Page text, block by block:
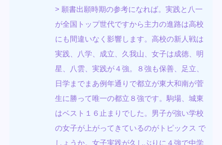
> 願書出願時期の参考になれば。実践と八一
が全国トップ世代ですから主力の進路は高校
にも間違いなく影響します。高校の新人戦は
実践、八学、成立、久我山、女子は成徳、明
星、八雲、実践が４強。８強も保善、足立、
日学までまあ例年通りで都立が東大和南が菅
生に勝って唯一の都立８強です。駒場、城東
はベスト１６止まりでした。男子が強い学校
の女子が上がってきているのがトピックス で
しょうか。女子実践が久しぶりに４強で中学